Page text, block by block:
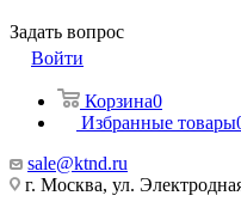
Задать вопрос
Войти
Корзина0
Избранные товары
sale@ktnd.ru
г. Москва, ул.